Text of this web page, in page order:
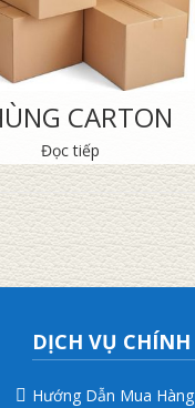
CARTON
Đọc tiếp
DỊCH VỤ CHÍNH
Hướng Dẫn Mua Hàng